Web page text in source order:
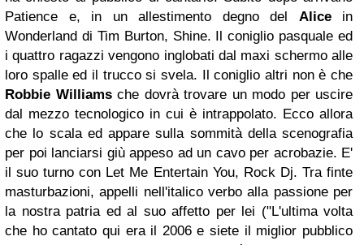
Patience e, in un allestimento degno del Alicein
Wonderland di Tim Burton, Shine. Il coniglio pasquale ed
i quattro ragazzi vengono inglobati dal maxi schermo alle
loro spalle ed il trucco si svela. Il coniglio altri non è che
Robbie Williamsche dovrà trovare un modo per uscire
dal mezzo tecnologico in cui è intrappolato. Ecco allora
che lo scala ed appare sulla sommità della scenografia
per poi lanciarsi giù appeso ad un cavo per acrobazie. E'
il suo turno con Let Me Entertain You, Rock Dj. Tra finte
masturbazioni, appelli nell'italico verbo alla passione per
la nostra patria ed al suo affetto per lei ("L'ultima volta
che ho cantato qui era il 2006 e siete il miglior pubblico